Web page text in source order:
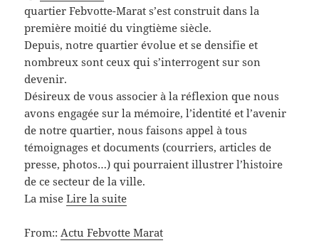
quartier Febvotte-Marat s’est construit dans la
première moitié du vingtième siècle.
Depuis, notre quartier évolue et se densifie et
nombreux sont ceux qui s’interrogent sur son
devenir.
Désireux de vous associer à la réflexion que nous
avons engagée sur la mémoire, l’identité et l’avenir
de notre quartier, nous faisons appel à tous
témoignages et documents (courriers, articles de
presse, photos…) qui pourraient illustrer l’histoire
de ce secteur de la ville.
La miseLire la suite
From::Actu Febvotte Marat